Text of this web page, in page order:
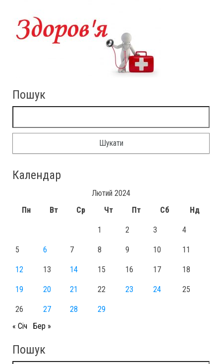
Пошук
Календар
Лютий 2024
Пн
Вт Ср Чт Пт Сб Нд
1 2 3 4
5 6 7 8 9 10 11
12 13 14 15 16 17 18
19 20 21 22 23 24 25
26 27 28
29
« Січ
Бер »
Пошук